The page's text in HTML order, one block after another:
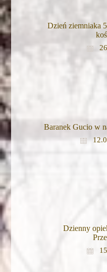
Dzień ziemniaka
Baranek Gucio w
Dzienny